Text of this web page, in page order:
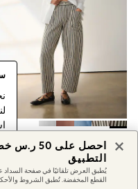
School Dresses
Sequin Dresses
Sleeve Dresses
Dresses
100% Cotton Dresses
All Underwear
Pyjamas
Thermals
Robes
Sleepsuits
Socks & Tights
All Footwear
Sandals & Clogs
أسود/أبيض مقلم - جينز واسع
بجيوب مزدوجة
احصل
التطبيق
القطع المخفضة. تُطبق الشروط